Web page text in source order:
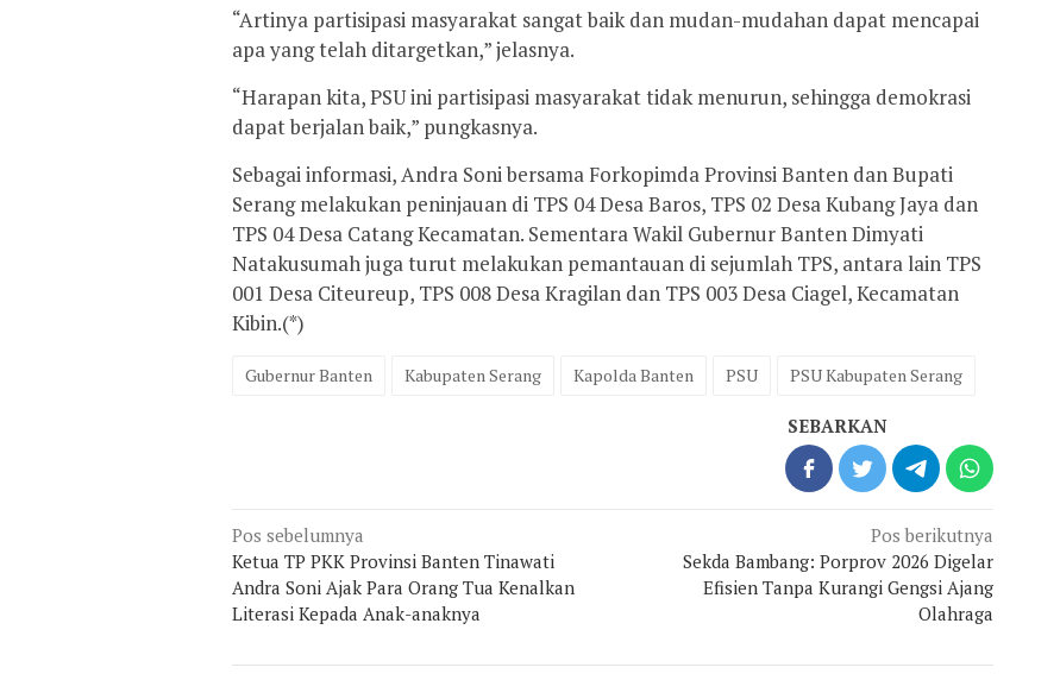
“Artinya partisipasi masyarakat sangat baik dan mudan-mudahan dapat mencapai
apa yang telah ditargetkan,” jelasnya.
“Harapan kita, PSU ini partisipasi masyarakat tidak menurun, sehingga demokrasi
dapat berjalan baik,” pungkasnya.
Sebagai informasi, Andra Soni bersama Forkopimda Provinsi Banten dan Bupati
Serang melakukan peninjauan di TPS 04 Desa Baros, TPS 02 Desa Kubang Jaya dan
TPS 04 Desa Catang Kecamatan. Sementara Wakil Gubernur Banten Dimyati
Natakusumah juga turut melakukan pemantauan di sejumlah TPS, antara lain TPS
001 Desa Citeureup, TPS 008 Desa Kragilan dan TPS 003 Desa Ciagel, Kecamatan
Kibin.(*)
Gubernur Banten Kabupaten Serang Kapolda Banten PSU PSU Kabupaten Serang
SEBARKAN
Navigasi
pos
Pos sebelumnya
Ketua TP PKK Provinsi Banten Tinawati
Andra Soni Ajak Para Orang Tua Kenalkan
Literasi Kepada Anak-anaknya
Pos berikutnya
Sekda Bambang: Porprov 2026 Digelar
Efisien Tanpa Kurangi Gengsi Ajang
Olahraga